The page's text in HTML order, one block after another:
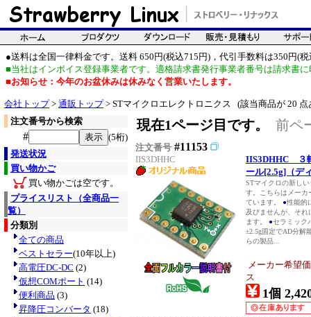
●送料は全国一律料金です。送料 650円(税込715円)，代引手数料は350円(税
■当社はインボイス登録事業者です。適格請求書発行事業者番号は請求書
■お知らせ：今年のお盆休みは休みなく営業いたします。
会社トップ> 通販トップ> STマイクロエレクトロニクス (該当商品が 20 点
注文番号から検索
#
(5桁)
発送状況
買い物かご
買い物かごは空です。
プライスリスト（全商品一
覧）
分類別
全ての商品
ベストセラー(10年以上)
高電圧DC-DC (2)
仮想COMポート (14)
便利商品 (3)
昇降圧コンバータ (18)
現在1ページ目です。 前ペ
注文番号 #11153
IIS3DHHC
IIS3DHHC ３
ール[2.5g]（デ
STマイクロの新し
す。こちらはメーカ
ています。 ●性能的
及びませんが、そ
ます。 ●セラミック
±2.5g固定でAD分解
らの製品...
メーカー希望
ス
1個